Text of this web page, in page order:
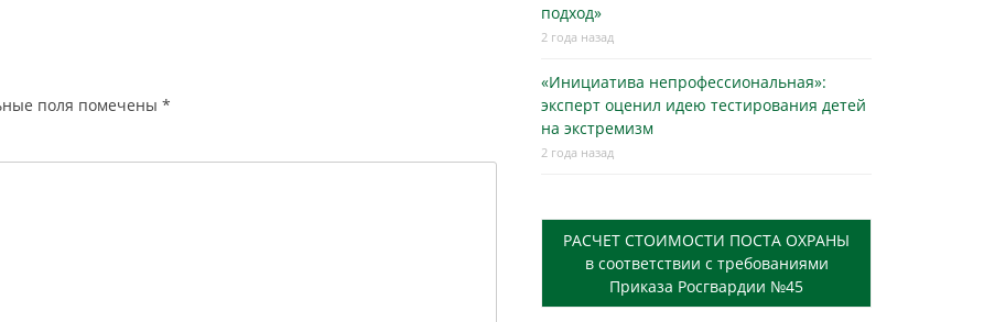
поля помечены *
подход»
2 года назад
«Инициатива непрофессиональная»:
эксперт оценил идею тестирования детей
на экстремизм
2 года назад
РАСЧЕТ СТОИМОСТИ ПОСТА ОХРАНЫ
в соответствии с требованиями
Приказа Росгвардии №45